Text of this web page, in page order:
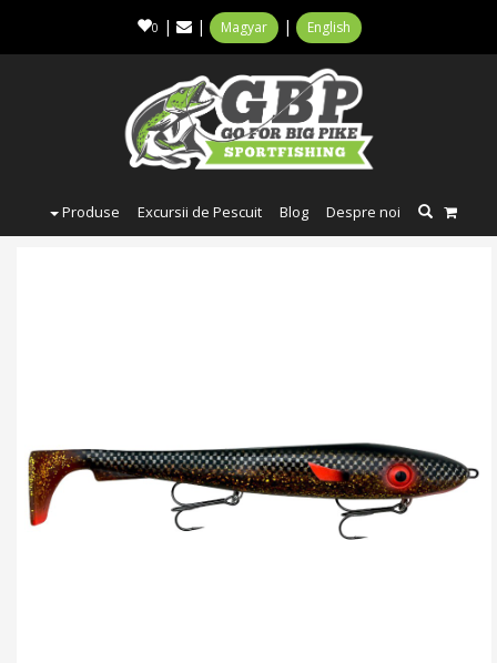
0 | | Magyar | English
Produse Excursii de Pescuit Blog Despre noi